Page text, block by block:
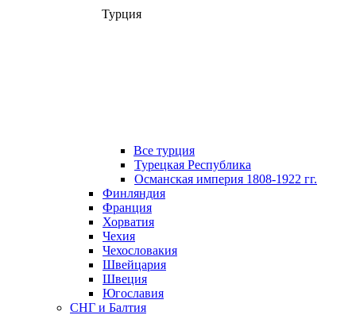
Турция
Все турция
Турецкая Республика
Османская империя 1808-1922 гг.
Финляндия
Франция
Хорватия
Чехия
Чехословакия
Швейцария
Швеция
Югославия
СНГ и Балтия